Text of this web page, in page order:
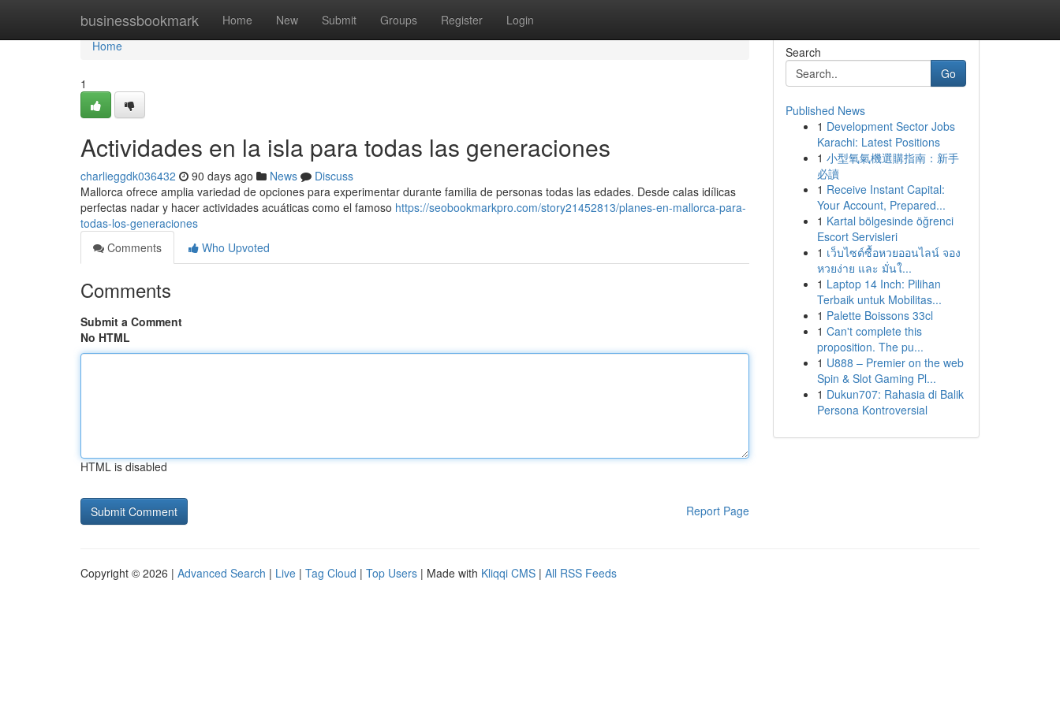
businessbookmark Home New Submit Groups Register Login
Home
Home
1
Actividades en la isla para todas las generaciones
charlieggdk036432 90 days ago News
Discuss
Mallorca ofrece amplia variedad de opciones para experimentar durante familia de personas todas las edades. Desde calas idílicas
perfectas nadar y hacer actividades acuáticas como el famoso https://seobookmarkpro.com/story21452813/planes-en-mallorca-para-
todas-los-generaciones
Comments
Who Upvoted
Comments
Submit a Comment
No HTML
HTML is disabled
Report Page
Search
Go
Published News
1 Development Sector Jobs
Karachi: Latest Positions
1 小型氧氣機選購指南：新手
必讀
1 Receive Instant Capital:
Your Account, Prepared...
1 Kartal bölgesinde öğrenci
Escort Servisleri
1 เว็บไซต์ซื้อหวยออนไลน์ จอง
หวยง่าย และ มั่นใ...
1 Laptop 14 Inch: Pilihan
Terbaik untuk Mobilitas...
1 Palette Boissons 33cl
1 Can't complete this
proposition. The pu...
1 U888 – Premier on the web
Spin & Slot Gaming Pl...
1 Dukun707: Rahasia di Balik
Persona Kontroversial
Copyright © 2026 | Advanced Search | Live | Tag Cloud | Top Users | Made with Kliqqi CMS | All RSS Feeds